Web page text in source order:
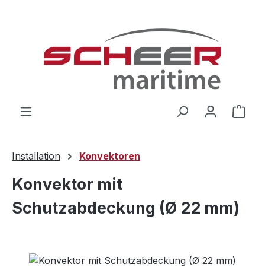
Installation Konvektoren
Konvektor mit
Schutzabdeckung (Ø 22 mm)
Bildergalerie überspringen